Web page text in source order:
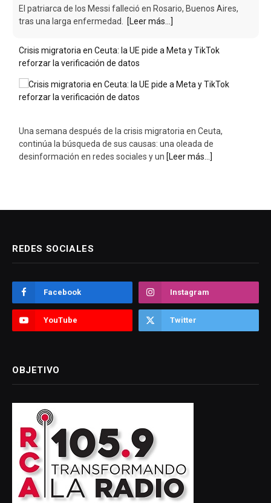
El patriarca de los Messi falleció en Rosario, Buenos Aires,
tras una larga enfermedad. [Leer más...]
Crisis migratoria en Ceuta: la UE pide a Meta y TikTok
reforzar la verificación de datos
Una semana después de la crisis migratoria en Ceuta,
continúa la búsqueda de sus causas: una oleada de
desinformación en redes sociales y un [Leer más...]
REDES SOCIALES
Facebook Instagram
YouTube Twitter
OBJETIVO